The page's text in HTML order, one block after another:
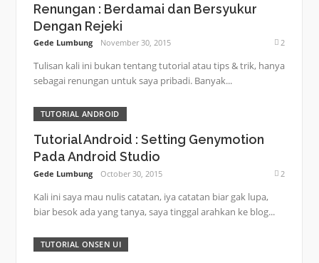
Renungan : Berdamai dan Bersyukur
Dengan Rejeki
Gede Lumbung November 30, 2015 2
Tulisan kali ini bukan tentang tutorial atau tips & trik, hanya
sebagai renungan untuk saya pribadi. Banyak...
TUTORIAL ANDROID
Tutorial Android : Setting Genymotion
Pada Android Studio
Gede Lumbung October 30, 2015 2
Kali ini saya mau nulis catatan, iya catatan biar gak lupa,
biar besok ada yang tanya, saya tinggal arahkan ke blog...
TUTORIAL ONSEN UI